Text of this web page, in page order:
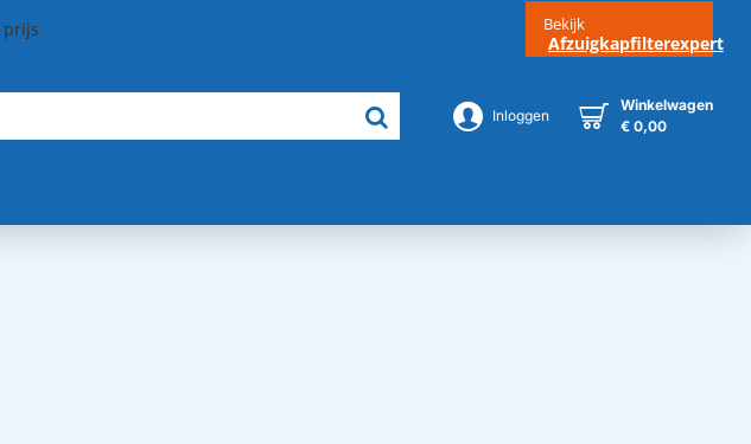
prijs Bekijk
Afzuigkapfilterexpert
Inloggen
Winkelwagen
€ 0,00